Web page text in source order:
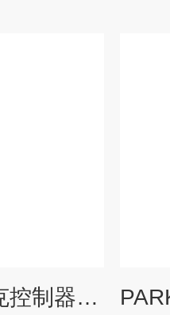
美国PARKER派克控制器产品实物图